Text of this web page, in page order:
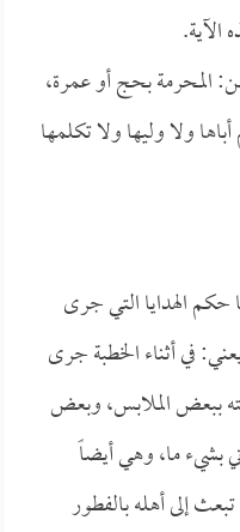
الآية.
المحرمة بحج أو عمرة،
ولا وليها ولا تكلمها
الهدايا التي جرى
في أثناء الخطبة جرى
ببعض الملابس، وبعض
بشيء ما، وهي أيضاً
إلى أهله بالفطور